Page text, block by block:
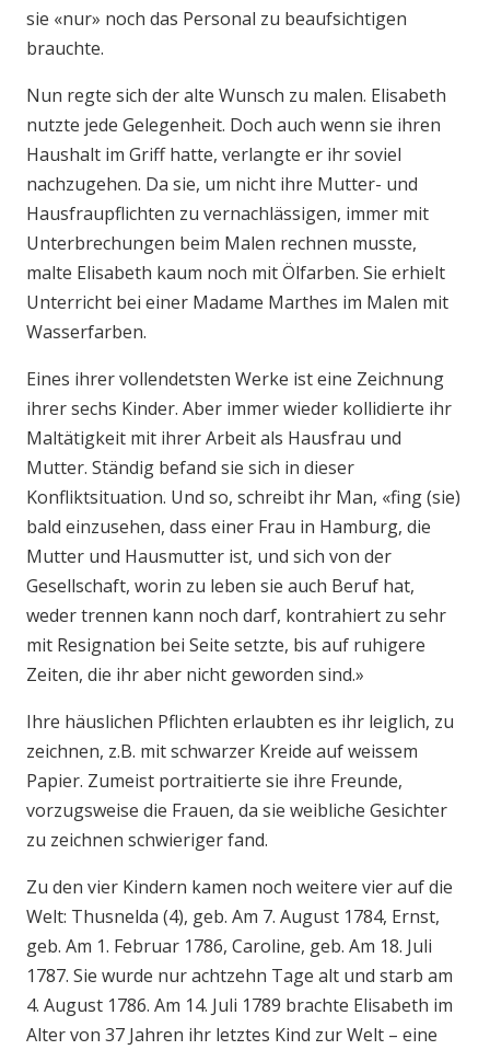
sie «nur» noch das Personal zu beaufsichtigen
brauchte.
Nun regte sich der alte Wunsch zu malen. Elisabeth
nutzte jede Gelegenheit. Doch auch wenn sie ihren
Haushalt im Griff hatte, verlangte er ihr soviel
nachzugehen. Da sie, um nicht ihre Mutter- und
Hausfraupflichten zu vernachlässigen, immer mit
Unterbrechungen beim Malen rechnen musste,
malte Elisabeth kaum noch mit Ölfarben. Sie erhielt
Unterricht bei einer Madame Marthes im Malen mit
Wasserfarben.
Eines ihrer vollendetsten Werke ist eine Zeichnung
ihrer sechs Kinder. Aber immer wieder kollidierte ihr
Maltätigkeit mit ihrer Arbeit als Hausfrau und
Mutter. Ständig befand sie sich in dieser
Konfliktsituation. Und so, schreibt ihr Man, «fing (sie)
bald einzusehen, dass einer Frau in Hamburg, die
Mutter und Hausmutter ist, und sich von der
Gesellschaft, worin zu leben sie auch Beruf hat,
weder trennen kann noch darf, kontrahiert zu sehr
mit Resignation bei Seite setzte, bis auf ruhigere
Zeiten, die ihr aber nicht geworden sind.»
Ihre häuslichen Pflichten erlaubten es ihr leiglich, zu
zeichnen, z.B. mit schwarzer Kreide auf weissem
Papier. Zumeist portraitierte sie ihre Freunde,
vorzugsweise die Frauen, da sie weibliche Gesichter
zu zeichnen schwieriger fand.
Zu den vier Kindern kamen noch weitere vier auf die
Welt: Thusnelda (4), geb. Am 7. August 1784, Ernst,
geb. Am 1. Februar 1786, Caroline, geb. Am 18. Juli
1787. Sie wurde nur achtzehn Tage alt und starb am
4. August 1786. Am 14. Juli 1789 brachte Elisabeth im
Alter von 37 Jahren ihr letztes Kind zur Welt – eine